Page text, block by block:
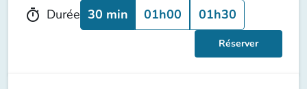
timer Durée 30 min 01h00 01h30
Réserver